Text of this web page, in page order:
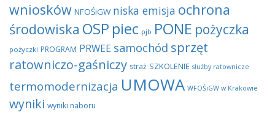
wniosków NFOŚiGW niska emisja ochrona
środowiska OSP piec pjb PONE pożyczka
pożyczki PROGRAM PRWEE samochód sprzęt
ratowniczo-gaśniczy straż SZKOLENIE służby ratownicze
termomodernizacja UMOWA WFOŚiGW w Krakowie
wyniki wyniki naboru